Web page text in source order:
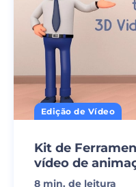
Edição de Vídeo
Kit de
vídeo de
8 min. de leitura